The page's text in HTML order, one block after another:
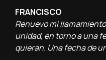
FRANCISCO
Renuevo mi
unidad, en torno a una
quieran. Una fecha de